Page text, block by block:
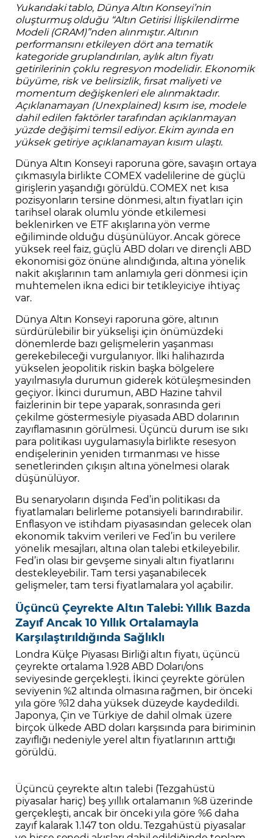
Yukarıdaki tablo, Dünya Altın Konseyi’nin
oluşturmuş olduğu “Altın Getirisi İlişkilendirme
Modeli (GRAM)”nden alınmıştır. Altının
performansını etkileyen dört ana tematik
kategoride gruplandırılan, aylık altın fiyatı
getirilerinin çoklu regresyon modelidir. Ekonomik
büyüme, risk ve belirsizlik, fırsat maliyeti ve
momentum değişkenleri ele alınmaktadır.
Açıklanamayan (Unexplained) kısım ise, modele
dahil edilen faktörler tarafından açıklanmayan
yüzde değişimi temsil ediyor. Ekim ayında en
yüksek getiriye açıklanamayan kısım ulaştı.
Dünya Altın Konseyi raporuna göre, savaşın ortaya
çıkmasıyla birlikte COMEX vadelilerine de güçlü
girişlerin yaşandığı görüldü. COMEX net kısa
pozisyonların tersine dönmesi, altın fiyatları için
tarihsel olarak olumlu yönde etkilemesi
beklenirken ve ETF akışlarına yön verme
eğiliminde olduğu düşünülüyor. Ancak görece
yüksek reel faiz, güçlü ABD doları ve dirençli ABD
ekonomisi göz önüne alındığında, altına yönelik
nakit akışlarının tam anlamıyla geri dönmesi için
muhtemelen ikna edici bir tetikleyiciye ihtiyaç
var.
Dünya Altın Konseyi raporuna göre, altının
sürdürülebilir bir yükselişi için önümüzdeki
dönemlerde bazı gelişmelerin yaşanması
gerekebileceği vurgulanıyor. İlki halihazırda
yükselen jeopolitik riskin başka bölgelere
yayılmasıyla durumun giderek kötüleşmesinden
geçiyor. İkinci durumun, ABD Hazine tahvil
faizlerinin bir tepe yaparak, sonrasında geri
çekilme göstermesiyle piyasada ABD dolarının
zayıflamasının görülmesi. Üçüncü durum ise sıkı
para politikası uygulamasıyla birlikte resesyon
endişelerinin yeniden tırmanması ve hisse
senetlerinden çıkışın altına yönelmesi olarak
düşünülüyor.
Bu senaryoların dışında Fed’in politikası da
fiyatlamaları belirleme potansiyeli barındırabilir.
Enflasyon ve istihdam piyasasından gelecek olan
ekonomik takvim verileri ve Fed’in bu verilere
yönelik mesajları, altına olan talebi etkileyebilir.
Fed’in olası bir gevşeme sinyali altın fiyatlarını
destekleyebilir. Tam tersi yaşanabilecek
gelişmeler, tam tersi fiyatlamalara yol açabilir.
Üçüncü Çeyrekte Altın Talebi: Yıllık Bazda
Zayıf Ancak 10 Yıllık Ortalamayla
Karşılaştırıldığında Sağlıklı
Londra Külçe Piyasası Birliği altın fiyatı, üçüncü
çeyrekte ortalama 1.928 ABD Doları/ons
seviyesinde gerçekleşti. İkinci çeyrekte görülen
seviyenin %2 altında olmasına rağmen, bir önceki
yıla göre %12 daha yüksek düzeyde kaydedildi.
Japonya, Çin ve Türkiye de dahil olmak üzere
birçok ülkede ABD doları karşısında para biriminin
zayıflığı nedeniyle yerel altın fiyatlarının arttığı
görüldü.
Üçüncü çeyrekte altın talebi (Tezgahüstü
piyasalar hariç) beş yıllık ortalamanın %8 üzerinde
gerçekleşti, ancak bir önceki yıla göre %6 daha
zayıf kalarak 1.147 ton oldu. Tezgahüstü piyasalar